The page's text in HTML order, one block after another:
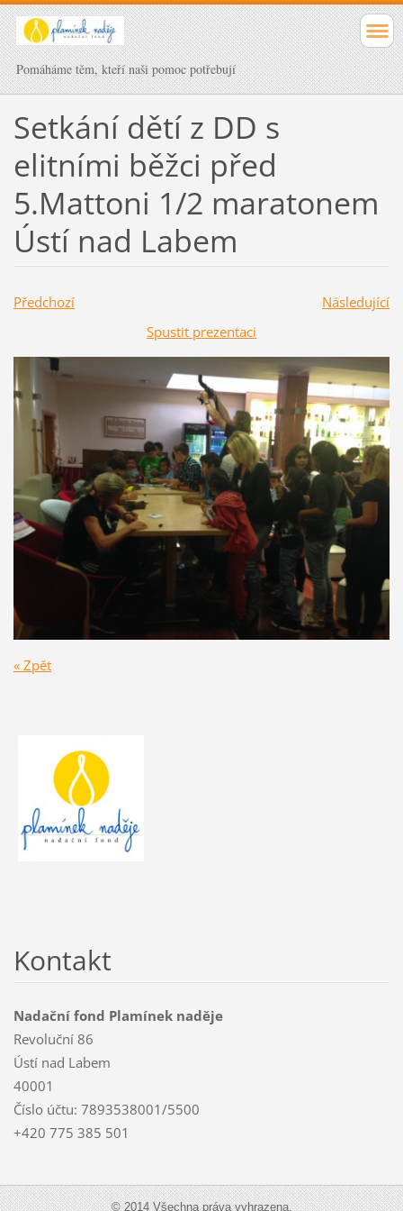
Pomáháme těm, kteří naši pomoc potřebují
Setkání dětí z DD s
elitními běžci před
5.Mattoni 1/2 maratonem
Ústí nad Labem
Předchozí
Následující
Spustit prezentaci
« Zpět
Kontakt
Nadační fond Plamínek naděje
Revoluční 86
Ústí nad Labem
40001
Číslo účtu: 7893538001/5500
+420 775 385 501
© 2014 Všechna práva vyhrazena.